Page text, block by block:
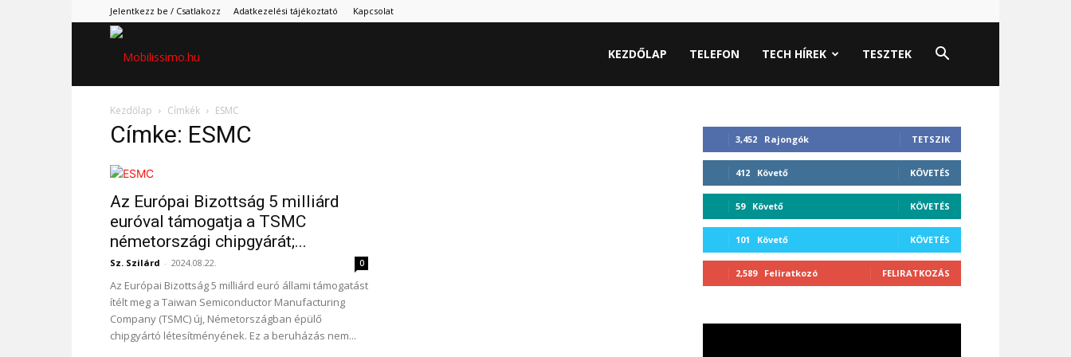
Jelentkezz be / Csatlakozz Adatkezelési tájékoztató Kapcsolat
KEZDŐLAP TELEFON TECH HÍREK TESZTEK
Kezdőlap Címkék ESMC
Címke: ESMC
Az Európai Bizottság 5 milliárd
euróval támogatja a TSMC
németországi chipgyárát;...
Sz. Szilárd - 2024.08.22. 0
Az Európai Bizottság 5 milliárd euró állami támogatást
ítélt meg a Taiwan Semiconductor Manufacturing
Company (TSMC) új, Németországban épülő
chipgyártó létesítményének. Ez a beruházás nem...
3,452 Rajongók TETSZIK
412 Követő KÖVETÉS
59 Követő KÖVETÉS
101 Követő KÖVETÉS
2,589 Feliratkozó FELIRATKOZÁS